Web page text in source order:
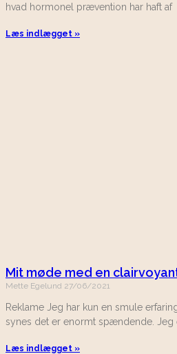
hvad hormonel prævention har haft af
Læs indlægget »
Mit møde med en
Mette Egelund 27/06/2021
Reklame Jeg har kun en smule
synes det er enormt spændende. Jeg
Læs indlægget »